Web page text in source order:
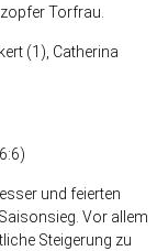
Torfrau.
(1), Catherina
und feierten
Vor allem
Steigerung zu